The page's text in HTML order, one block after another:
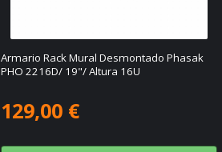
Armario Rack Mural Desmontado Phasak
PHO 2216D/ 19"/ Altura 16U
129,00 €